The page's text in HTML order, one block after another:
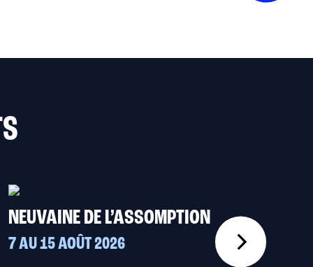
NEUVAINE DE L’ASSOMPTION
7 AU 15 AOÛT 2026